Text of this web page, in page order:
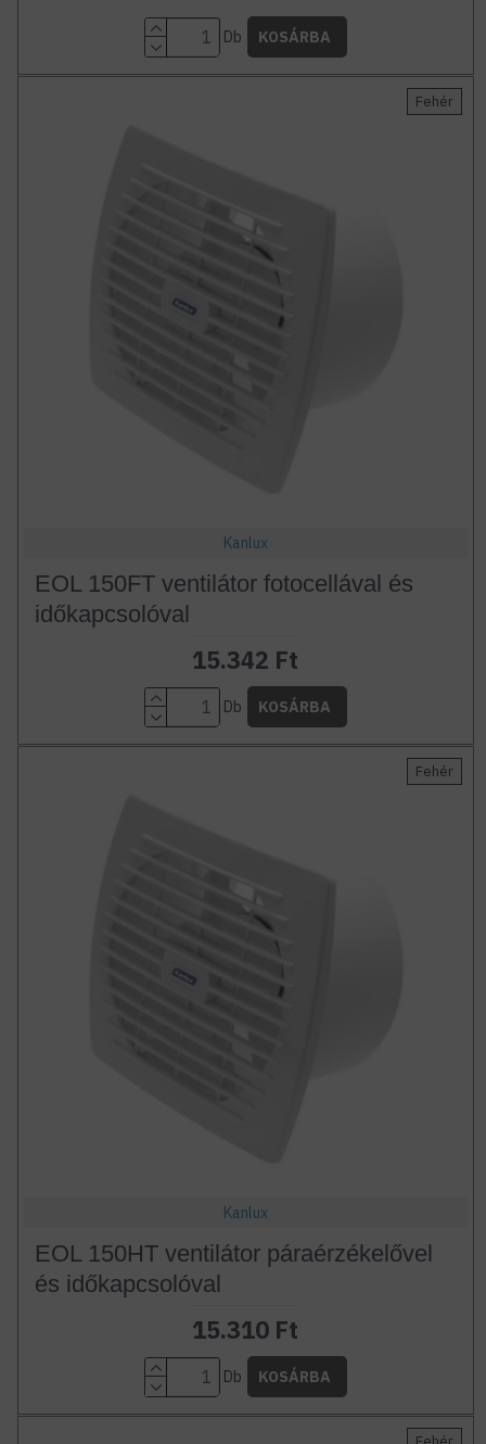
Db KOSÁRBA
Fehér
Kanlux
EOL 150FT ventilátor fotocellával és
időkapcsolóval
15.342 Ft
Db KOSÁRBA
Fehér
Kanlux
EOL 150HT ventilátor páraérzékelővel
és időkapcsolóval
15.310 Ft
Db KOSÁRBA